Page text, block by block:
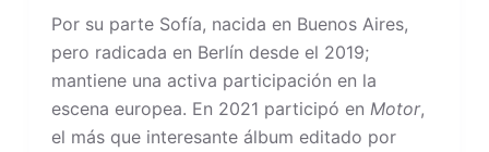
Por su parte Sofía, nacida en Buenos Aires,
pero radicada en Berlín desde el 2019;
mantiene una activa participación en la
escena europea. En 2021 participó en Motor,
el más que interesante álbum editado por